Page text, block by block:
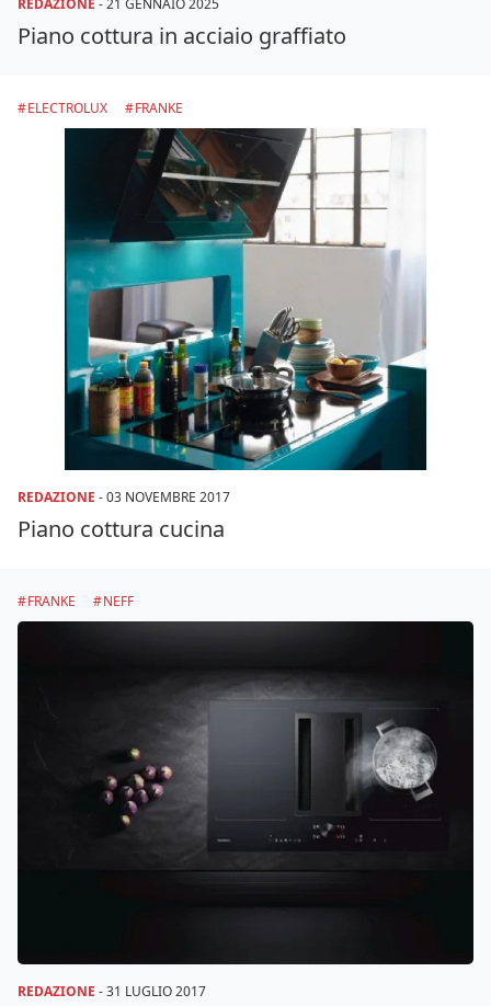
Piano cottura in acciaio graffiato
ELECTROLUX FRANKE
REDAZIONE -03 NOVEMBRE 2017
Piano cottura cucina
FRANKE NEFF
REDAZIONE -31 LUGLIO 2017